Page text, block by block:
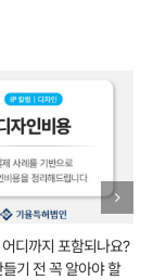
디까지 포함되나요?
들기 전 꼭 알아야 할